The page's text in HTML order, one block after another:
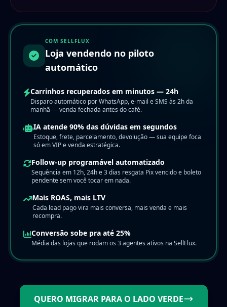
COM SELLFLUX
Loja vendendo no piloto
automático
Carrinhos recuperados em minutos — 24h
Disparo automático por WhatsApp, e-mail e SMS às 2h da
manhã — venda fechada antes do café.
IA atende 90% das dúvidas em segundos
Estoque, frete, parcelamento, devolução — sua equipe foca
só em VIP e venda estratégica.
Follow-up programável automatizado
Sequência em 12h, 24h e 3 dias resgata Pix vencido e boleto
pendente sem você tocar em nada.
Mais ROAS, mais LTV
Cada lead pago vira mais conversa, mais venda e mais
recompra.
Conversão sobe pra até 25%
Média das lojas que rodam os 3 agentes ativos na SellFlux.
QUERO MIGRAR PARA O LADO VERDE